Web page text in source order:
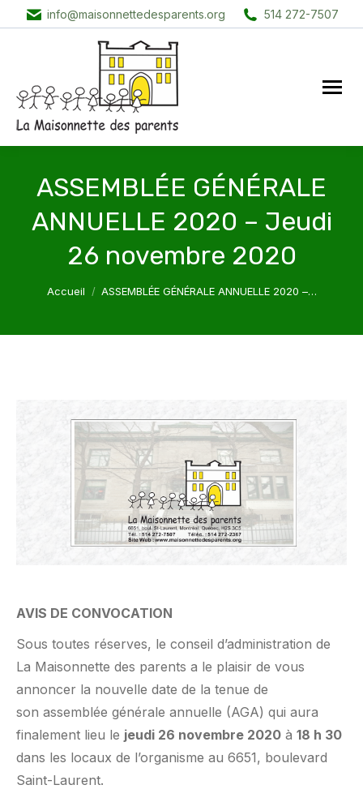
info@maisonnettedesparents.org 514 272-7507
ASSEMBLÉE GÉNÉRALE
ANNUELLE 2020 – Jeudi
26 novembre 2020
Vous êtes ici :
Accueil ASSEMBLÉE GÉNÉRALE ANNUELLE 2020 –…
AVIS DE CONVOCATION
Sous toutes réserves, le conseil d’administration de
La Maisonnette des parents a le plaisir de vous
annoncer la nouvelle date de la tenue de
son assemblée générale annuelle (AGA) qui aura
finalement lieu le jeudi 26 novembre 2020 à 18 h 30
dans les locaux de l’organisme au 6651, boulevard
Saint-Laurent.